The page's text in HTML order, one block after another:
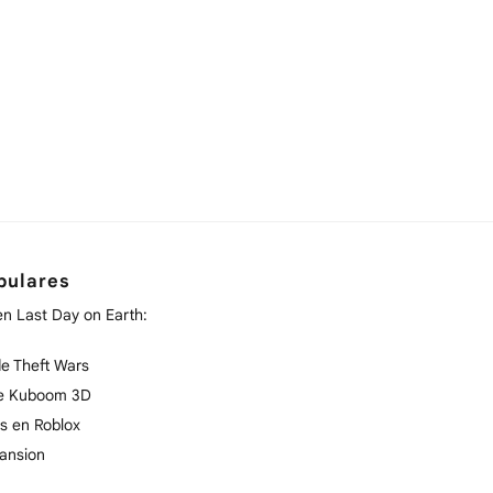
Last Day on Earth:
Theft Wars
Kuboom 3D
en Roblox